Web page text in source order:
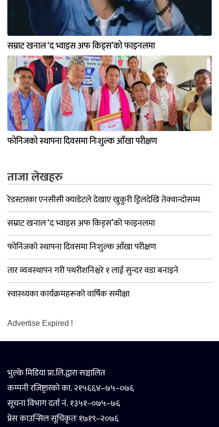
सम्राट खनाल ‘द भ्वाइस अफ किड्स’को फाइनलमा
फोनिजको स्थापना दिवसमा निःशुल्क आँखा परीक्षण
ताजा लेखहरु
रेडस्टारका एनसीसी क्याडेटले देखाए खुकुरी ड्रिलदेखि तेक्वान्दोसम्म
सम्राट खनाल ‘द भ्वाइस अफ किड्स’को फाइनलमा
फोनिजको स्थापना दिवसमा निःशुल्क आँखा परीक्षण
तार व्यवस्थापन गरी पथरीशनिश्चरे १ लाई सुन्दर वडा बनाइने
स्वास्थ्यका कार्यक्रमहरूको वार्षिक समीक्षा
Advertise Expired !
भुल्के मिडिया प्रा.लि.द्वारा सञ्चालित
कम्पनी रजिष्ट्रारको का. २१५६६४–७५–०७६
सूचना विभाग दर्ता नं. १३५१–०७५–७६
प्रेस काउन्सिल सूचिकृतः १७१९–२०७६